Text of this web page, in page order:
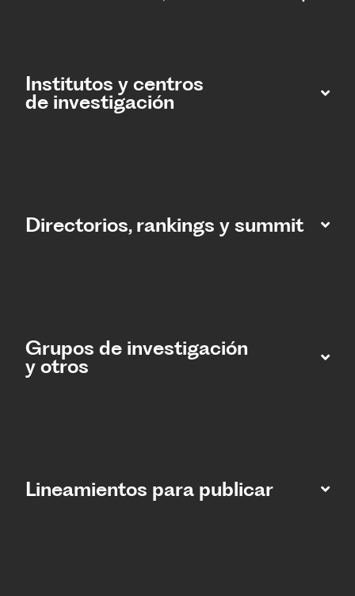
Institutos y centros
de investigación
Directorios, rankings y summit
Grupos de investigación
y otros
Lineamientos para publicar